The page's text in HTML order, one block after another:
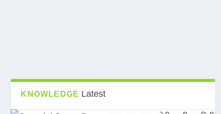
KNOWLEDGE Latest